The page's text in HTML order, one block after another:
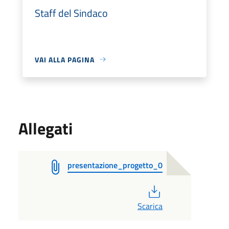
Staff del Sindaco
VAI ALLA PAGINA
Allegati
presentazione_progetto_0
Scarica